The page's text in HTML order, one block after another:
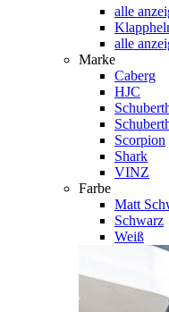
alle
alle
Marke
Caberg
HJC
Scorpion
Shark
VINZ
Farbe
Matt
Schwarz
Weiß